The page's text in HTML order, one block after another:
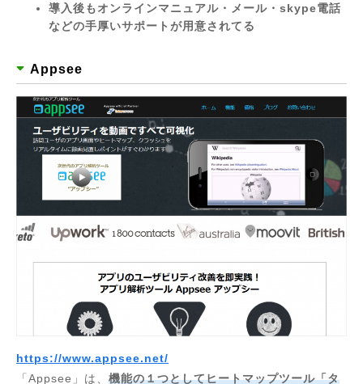
導入後もオンラインマニュアル・メール・skype電話
などの手厚いサポートが用意されてる
Appsee
https://www.appsee.net/
「Appsee」は、 機能の１つとしてヒートマップツール「タ